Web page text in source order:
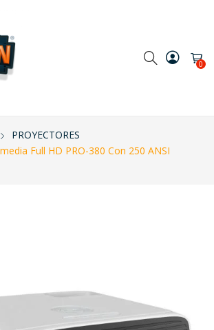
0
PROYECTORES
Full HD PRO-380 Con 250 ANSI